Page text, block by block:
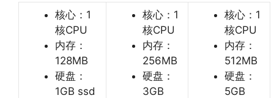
核心：1
核CPU
内存：
128MB
硬盘：
1GB ssd
核心：1
核CPU
内存：
256MB
硬盘：
3GB
核心：1
核CPU
内存：
512MB
硬盘：
5GB